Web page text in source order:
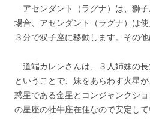
アセンダント（ラグナ）は、獅
場合、アセンダント（ラグナ）は
３分で双子座に移動します。その他
道端カレンさんは、３人姉妹の
ということで、妹をあらわす火星
惑星である金星とコンジャンクシ
の星座の牡牛座在住なので安定し